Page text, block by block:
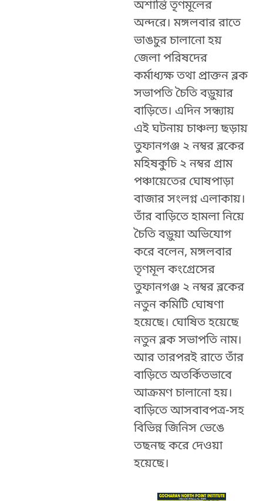
অশান্তি তৃণমূলের
অন্দরে। মঙ্গলবার রাতে
ভাঙচুর চালানো হয়
জেলা পরিষদের
কর্মাধ্যক্ষ তথা প্রাক্তন ব্লক
সভাপতি চৈতি বড়ুয়ার
বাড়িতে। এদিন সন্ধ্যায়
এই ঘটনায় চাঞ্চল্য ছড়ায়
তুফানগঞ্জ ২ নম্বর ব্লকের
মহিষকুচি ২ নম্বর গ্রাম
পঞ্চায়েতের ঘোষপাড়া
বাজার সংলগ্ন এলাকায়।
তাঁর বাড়িতে হামলা নিয়ে
চৈতি বড়ুয়া অভিযোগ
করে বলেন, মঙ্গলবার
তৃণমূল কংগ্রেসের
তুফানগঞ্জ ২ নম্বর ব্লকের
নতুন কমিটি ঘোষণা
হয়েছে। ঘোষিত হয়েছে
নতুন ব্লক সভাপতি নাম।
আর তারপরই রাতে তাঁর
বাড়িতে অতর্কিতভাবে
আক্রমণ চালানো হয়।
বাড়িতে আসবাবপত্র-সহ
বিভিন্ন জিনিস ভেঙে
তছনছ করে দেওয়া
হয়েছে।